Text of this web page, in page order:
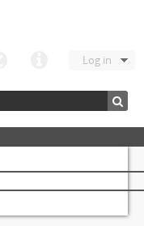
Log in